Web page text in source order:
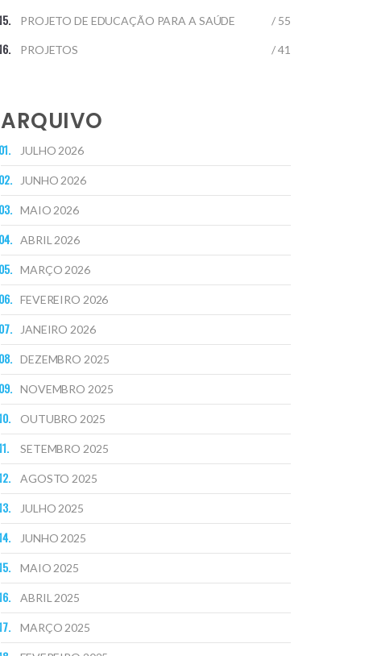
PROJETO DE EDUCAÇÃO PARA A SAÚDE / 55
PROJETOS / 41
ARQUIVO
JULHO 2026
JUNHO 2026
MAIO 2026
ABRIL 2026
MARÇO 2026
FEVEREIRO 2026
JANEIRO 2026
DEZEMBRO 2025
NOVEMBRO 2025
OUTUBRO 2025
SETEMBRO 2025
AGOSTO 2025
JULHO 2025
JUNHO 2025
MAIO 2025
ABRIL 2025
MARÇO 2025